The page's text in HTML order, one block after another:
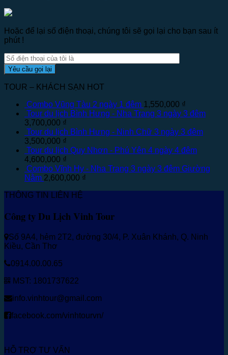
Hoặc để lại số điện thoại, chúng tôi sẽ gọi lại cho bạn sau ít
phút !
TOUR – KHÁCH SẠN HOT
Combo Vũng Tàu 2 ngày 1 đêm 1,550,000 ₫
Tour du lịch Bình Hưng - Nha Trang 3 ngày 3 đêm
3,700,000 ₫
Tour du lịch Bình Hưng - Ninh Chữ 3 ngày 3 đêm
3,500,000 ₫
Tour du lịch Quy Nhơn - Phú Yên 4 ngày 4 đêm
4,600,000 ₫
Combo Vĩnh Hy - Nha Trang 3 ngày 3 đêm Giường
Nằm 2,600,000 ₫
THÔNG TIN LIÊN HỆ
Công ty Du Lịch Vinh Tour
Số 9A4, hẻm 2T2, đường 30/4, P. Xuân Khánh, Q. Ninh
Kiều, Cần Thơ
0914.00.00.65
MST: 1801737622
info.vinhtour@gmail.com
facebook.com/vinhtourvn/
HỖ TRỢ TƯ VẤN